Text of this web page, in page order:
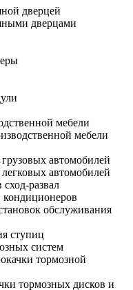
дверцей
дверцами
мебели
мебели
автомобилей
автомобилей
развал
кондиционеров
обслуживания
ступиц
систем
тормозной
тормозных дисков и